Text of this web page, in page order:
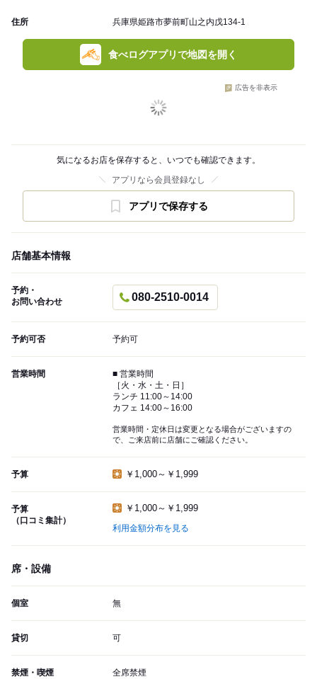
住所 兵庫県姫路市夢前町山之内戊134-1
食べログアプリで地図を開く
広告を非表示
気になるお店を保存すると、いつでも確認できます。
アプリなら会員登録なし
アプリで保存する
店舗基本情報
予約・
お問い合わせ
080-2510-0014
予約可否 予約可
営業時間
■ 営業時間
［火・水・土・日］
ランチ 11:00～14:00
カフェ 14:00～16:00
営業時間・定休日は変更となる場合がございますの
で、ご来店前に店舗にご確認ください。
予算 ￥1,000～￥1,999
予算
（口コミ集計）
￥1,000～￥1,999
利用金額分布を見る
席・設備
個室 無
貸切 可
禁煙・喫煙 全席禁煙